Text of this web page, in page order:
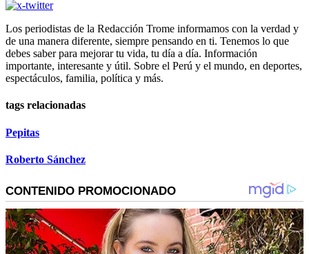
Los periodistas de la Redacción Trome informamos con la verdad y
de una manera diferente, siempre pensando en ti. Tenemos lo que
debes saber para mejorar tu vida, tu día a día. Información
importante, interesante y útil. Sobre el Perú y el mundo, en deportes,
espectáculos, familia, política y más.
tags relacionadas
Pepitas
Roberto Sánchez